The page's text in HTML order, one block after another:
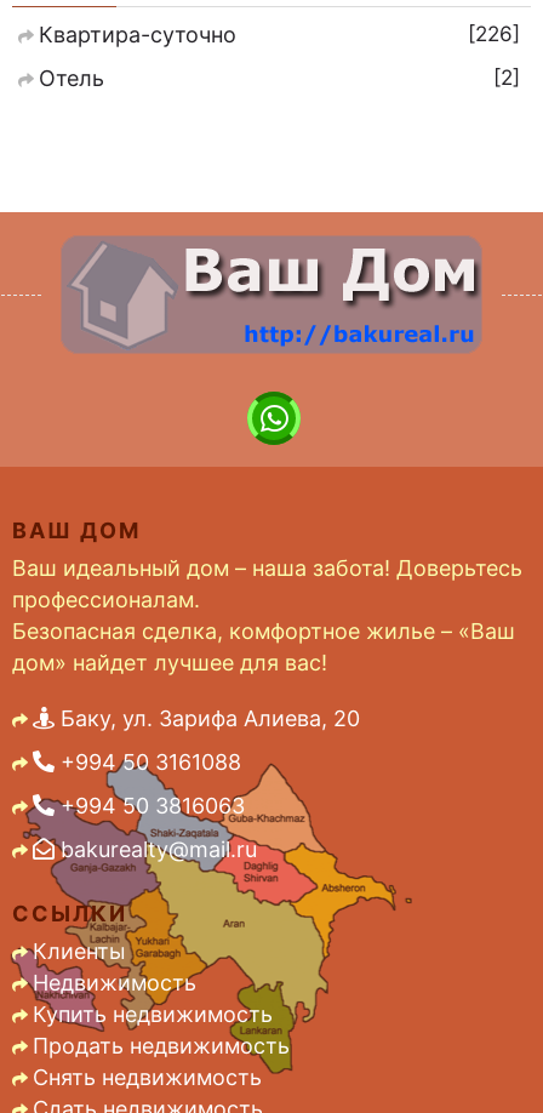
Квартира-суточно
226
Отель
2
ВАШ ДОМ
Ваш идеальный дом – наша забота! Доверьтесь
профессионалам.
Безопасная сделка, комфортное жилье – «Ваш
дом» найдет лучшее для вас!
Баку, ул. Зарифа Алиева, 20
+994 50 3161088
+994 50 3816063
bakurealty@mail.ru
ССЫЛКИ
Клиенты
Недвижимость
Купить недвижимость
Продать недвижимость
Снять недвижимость